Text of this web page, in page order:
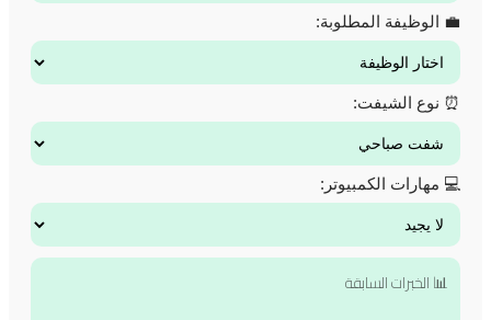
💼 الوظيفة المطلوبة:
⏰ نوع الشيفت:
💻 مهارات الكمبيوتر: